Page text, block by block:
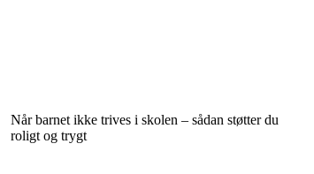
Når barnet ikke trives i skolen – sådan støtter du
roligt og trygt